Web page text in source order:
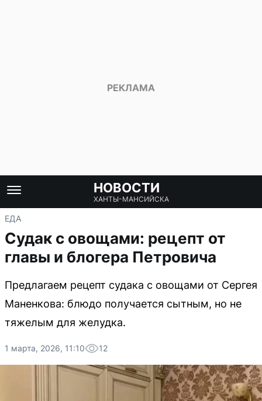
НОВОСТИ
ХАНТЫ-МАНСИЙСКА
ЕДА
Судак с овощами: рецепт от
главы и блогера Петровича
Предлагаем рецепт судака с овощами от Сергея
Маненкова: блюдо получается сытным, но не
тяжелым для желудка.
1 марта, 2026, 11:10 12